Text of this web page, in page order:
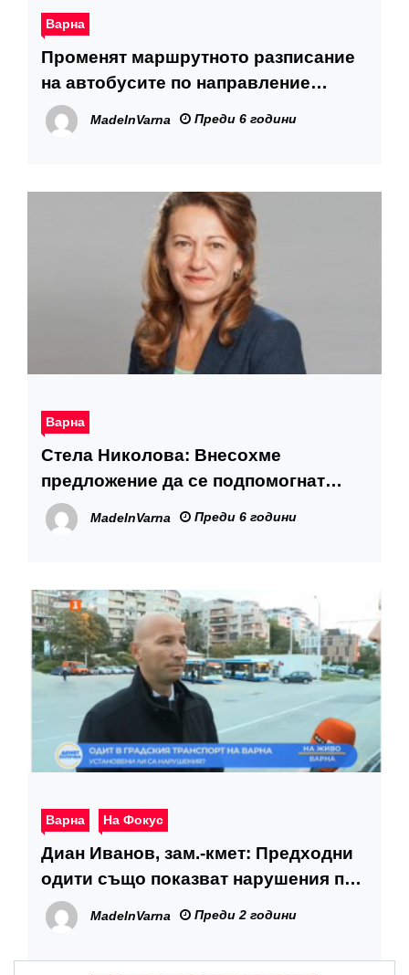
Варна
Променят маршрутното разписание
на автобусите по направление
Разделна – Варна
MadeInVarna Преди 6 години
Варна
Стела Николова: Внесохме
предложение да се подпомогнат
пострадалите от блок 302 във
Владиславово
MadeInVarna Преди 6 години
Варна На Фокус
Диан Иванов, зам.-кмет: Предходни
одити също показват нарушения при
поръчките на резервни части в
„Градски транспорт“
MadeInVarna Преди 2 години